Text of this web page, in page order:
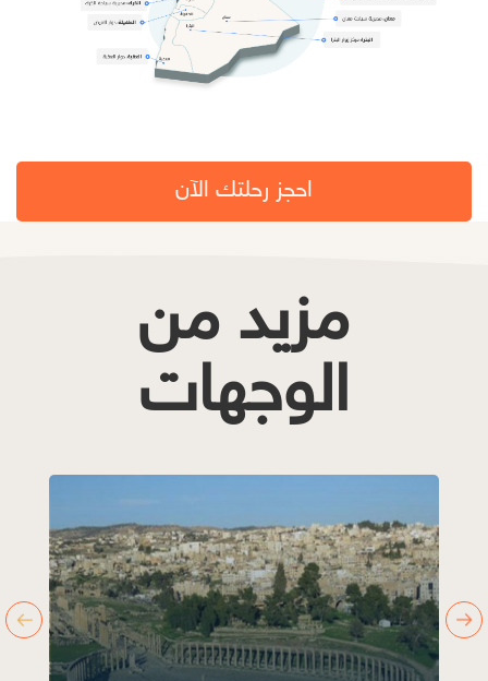
احجز رحلتك الآن
مزيد من
الوجهات